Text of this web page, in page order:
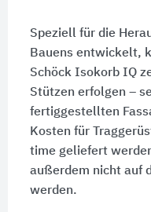
Speziell für die
Bauens entwickelt,
Schöck Isokorb IQ
Stützen erfolgen –
fertiggestellten
Kosten für
time geliefert
außerdem nicht auf
werden.